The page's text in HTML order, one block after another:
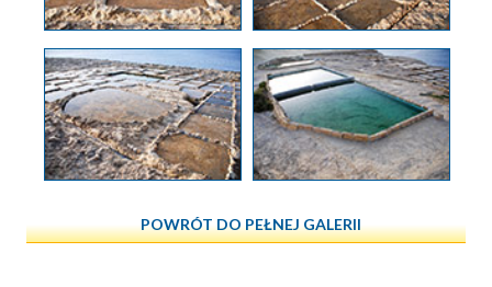
POWRÓT DO PEŁNEJ GALERII